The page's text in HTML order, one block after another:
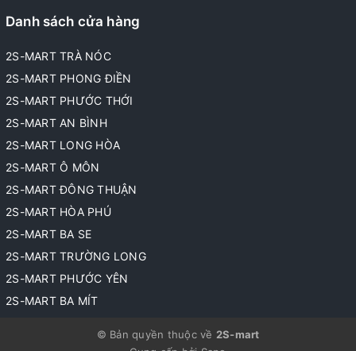
Danh sách cửa hàng
2S-MART TRÀ NÓC
2S-MART PHONG ĐIỀN
2S-MART PHƯỚC THỚI
2S-MART AN BÌNH
2S-MART LONG HÒA
2S-MART Ô MÔN
2S-MART ĐÔNG THUẬN
2S-MART HÒA PHÚ
2S-MART BA SE
2S-MART TRƯỜNG LONG
2S-MART PHƯỚC YÊN
2S-MART BA MÍT
© Bản quyền thuộc về 2S-mart